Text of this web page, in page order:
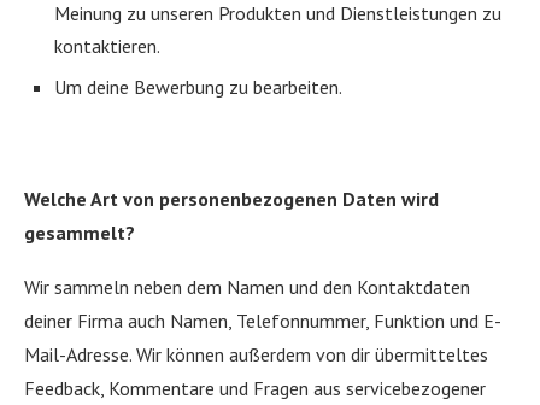
Meinung zu unseren Produkten und Dienstleistungen zu
kontaktieren.
Um deine Bewerbung zu bearbeiten.
Welche Art von personenbezogenen Daten wird
gesammelt?
Wir sammeln neben dem Namen und den Kontaktdaten
deiner Firma auch Namen, Telefonnummer, Funktion und E-
Mail-Adresse. Wir können außerdem von dir übermitteltes
Feedback, Kommentare und Fragen aus servicebezogener